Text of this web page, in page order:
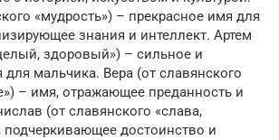
«мудрость») – прекрасное имя для
знания и интеллект. Артем
здоровый») – сильное и
мальчика. Вера (от славянского
– имя, отражающее преданность и
(от славянского «слава,
подчеркивающее достоинство и